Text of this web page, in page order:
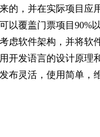
的，并在实际项目应
以覆盖门票项目90%
虑软件架构，并将软
开发语言的设计原理
布灵活，使用简单，